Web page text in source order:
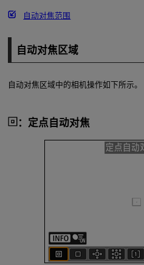
自动对焦范围
自动对焦区域
自动对焦区域中的相机操作如下所示。
：定点自动对焦